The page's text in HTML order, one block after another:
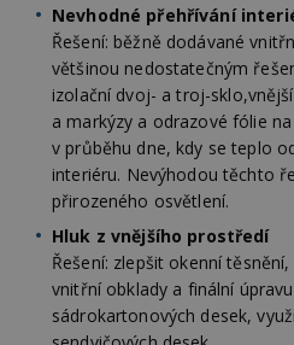
Nevhodné přehřívání
Řešení: běžně dodávané
většinou nedostatečným
izolační dvoj- a troj-
a markýzy a odrazové fólie
v průběhu dne, kdy se teplo
interiéru. Nevýhodou těchto
přirozeného osvětlení.
Hluk z vnějšího prostředí
Řešení: zlepšit okenní
vnitřní obklady a finální
sádrokartonových desek,